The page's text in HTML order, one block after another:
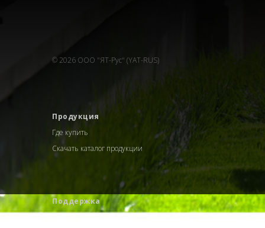
Поддержка
Продукция
Где купить
Скачать каталог продукции
© 2026 ООО "ЯТ-Рус" (YAT-RUS)